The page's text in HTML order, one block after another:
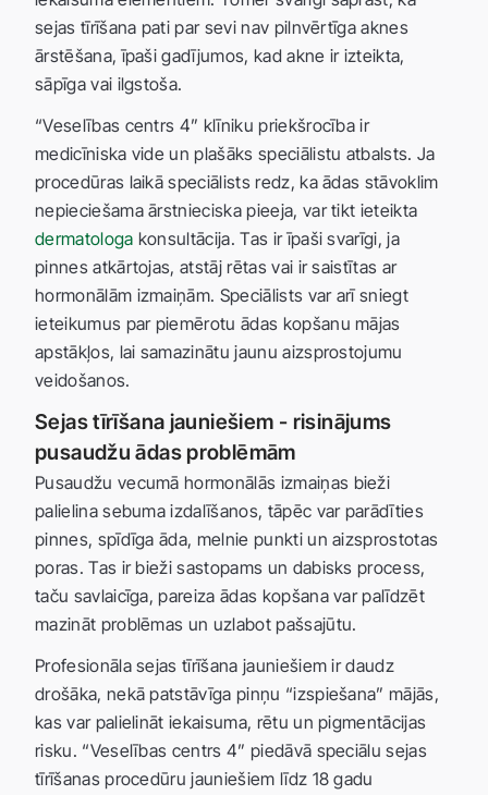
sejas tīrīšana pati par sevi nav pilnvērtīga aknes
ārstēšana, īpaši gadījumos, kad akne ir izteikta,
sāpīga vai ilgstoša.
“Veselības centrs 4” klīniku priekšrocība ir
medicīniska vide un plašāks speciālistu atbalsts. Ja
procedūras laikā speciālists redz, ka ādas stāvoklim
nepieciešama ārstnieciska pieeja, var tikt ieteikta
dermatologa konsultācija. Tas ir īpaši svarīgi, ja
pinnes atkārtojas, atstāj rētas vai ir saistītas ar
hormonālām izmaiņām. Speciālists var arī sniegt
ieteikumus par piemērotu ādas kopšanu mājas
apstākļos, lai samazinātu jaunu aizsprostojumu
veidošanos.
Sejas tīrīšana jauniešiem - risinājums
pusaudžu ādas problēmām
Pusaudžu vecumā hormonālās izmaiņas bieži
palielina sebuma izdalīšanos, tāpēc var parādīties
pinnes, spīdīga āda, melnie punkti un aizsprostotas
poras. Tas ir bieži sastopams un dabisks process,
taču savlaicīga, pareiza ādas kopšana var palīdzēt
mazināt problēmas un uzlabot pašsajūtu.
Profesionāla sejas tīrīšana jauniešiem ir daudz
drošāka, nekā patstāvīga pinņu “izspiešana” mājās,
kas var palielināt iekaisuma, rētu un pigmentācijas
risku. “Veselības centrs 4” piedāvā speciālu sejas
tīrīšanas procedūru jauniešiem līdz 18 gadu